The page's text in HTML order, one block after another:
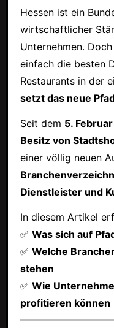
Hessen ist ein
wirtschaftlicher
Unternehmen.
einfach die besten
Restaurants in der
setzt das neue
Seit dem 5.
Besitz von
einer völlig neuen
Dienstleister und
In diesem Artikel
✅ Was sich auf
✅ Welche
stehen
✅ Wie
profitieren können